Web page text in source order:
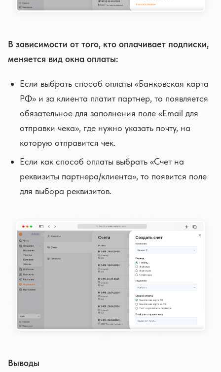
В зависимости от того, кто оплачивает подписки,
меняется вид окна оплаты:
Если выбрать способ оплаты «Банковская карта
РФ» и за клиента платит партнер, то появляется
обязательное для заполнения поле «Email для
отправки чека», где нужно указать почту, на
которую отправится чек.
Если как способ оплаты выбрать «Счет на
реквизиты партнера/клиента», то появится поле
для выбора реквизитов.
Выводы